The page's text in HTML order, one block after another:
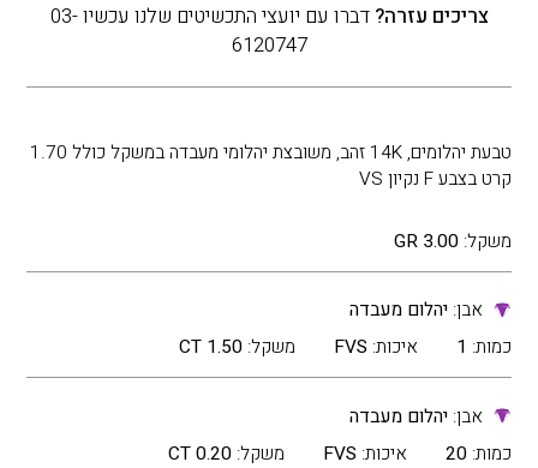
צריכים עזרה?
דברו עם יועצי התכשיטים שלנו עכשיו 03-
6120747
טבעת יהלומים, 14K זהב, משובצת יהלומי מעבדה במשקל כולל 1.70
קרט בצבע F נקיון VS
משקל: 3.00 GR
אבן:יהלום מעבדה
כמות: 1 איכות: FVS משקל:1.50 CT
אבן:יהלום מעבדה
כמות: 20 איכות: FVS משקל:0.20 CT